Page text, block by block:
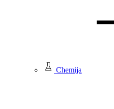
Chemija